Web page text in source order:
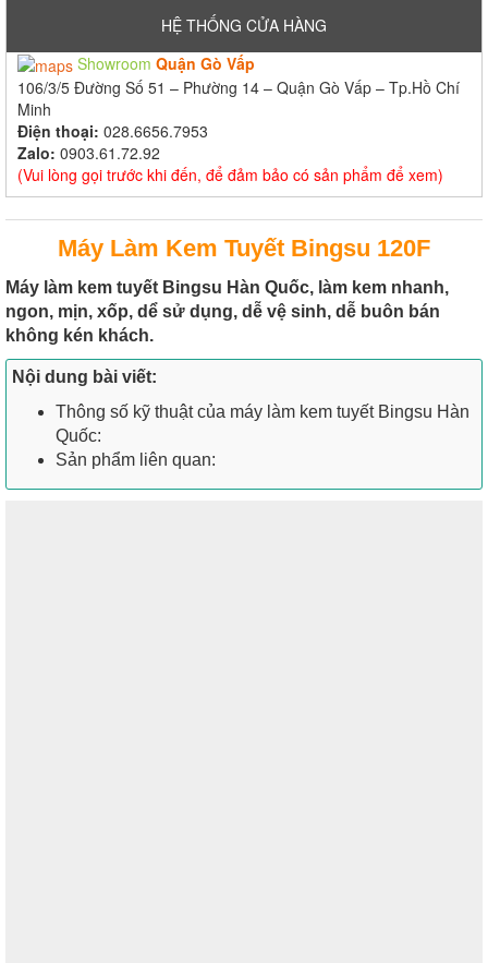
HỆ THỐNG CỬA HÀNG
Showroom Quận Gò Vấp
106/3/5 Đường Số 51 – Phường 14 – Quận Gò Vấp – Tp.Hồ Chí
Minh
Điện thoại: 028.6656.7953
Zalo: 0903.61.72.92
(Vui lòng gọi trước khi đến, để đảm bảo có sản phẩm để xem)
Máy Làm Kem Tuyết Bingsu 120F
Máy làm kem tuyết Bingsu Hàn Quốc, làm kem nhanh,
ngon, mịn, xốp, dể sử dụng, dễ vệ sinh, dễ buôn bán
không kén khách.
Nội dung bài viết:
Thông số kỹ thuật của máy làm kem tuyết Bingsu Hàn
Quốc:
Sản phẩm liên quan: